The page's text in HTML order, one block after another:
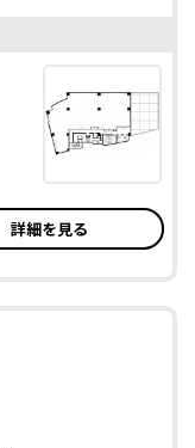
詳細を見る